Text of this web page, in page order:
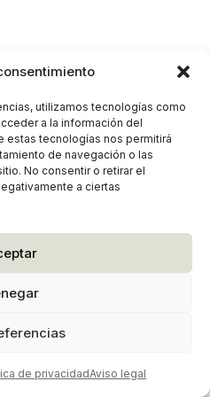
utilizamos tecnologías como
a la información del
estas tecnologías nos permitirá
de navegación o las
No consentir o retirar el
a ciertas
de privacidadAviso legal